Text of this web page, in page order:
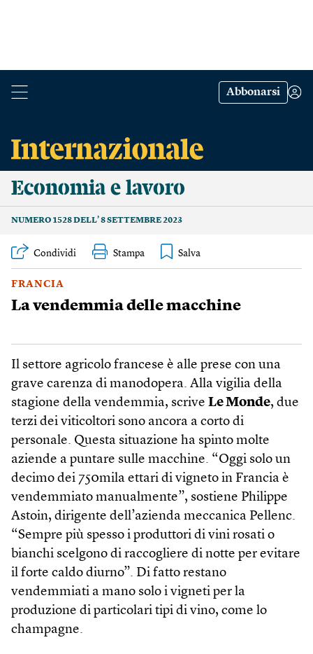
Abbonarsi
Economia e lavoro
NUMERO 1528 DELL’ 8 SETTEMBRE 2023
Condividi Stampa
FRANCIA
La vendemmia delle macchine
Il settore agricolo francese è alle prese con una
grave carenza di manodopera. Alla vigilia della
stagione della vendemmia, scrive Le Monde, due
terzi dei viticoltori sono ancora a corto di
personale. Questa situazione ha spinto molte
aziende a puntare sulle macchine. “Oggi solo un
decimo dei 750mila ettari di vigneto in Francia è
vendemmiato manualmente”, sostiene Philippe
Astoin, dirigente dell’azienda meccanica Pellenc.
“Sempre più spesso i produttori di vini rosati o
bianchi scelgono di raccogliere di notte per evitare
il forte caldo diurno”. Di fatto restano
vendemmiati a mano solo i vigneti per la
produzione di particolari tipi di vino, come lo
champagne.